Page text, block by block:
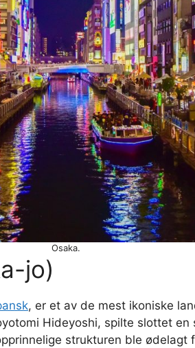
Osaka.
jo)
, er et av de mest ikoniske
Hideyoshi, spilte slottet en
strukturen ble ødelagt